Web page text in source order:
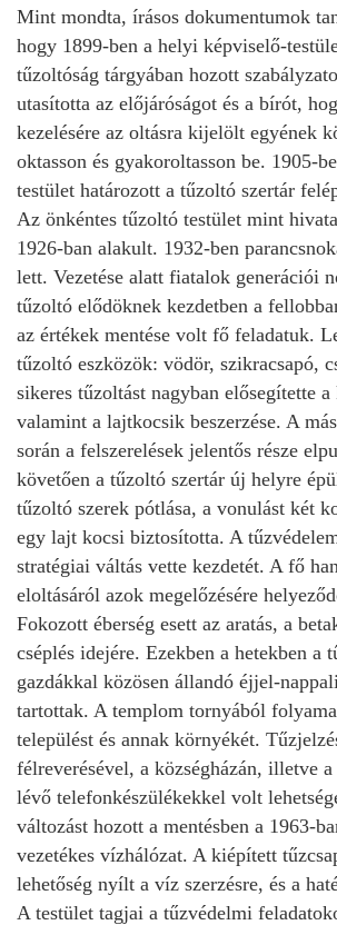
Mint mondta, írásos dokumentumok
hogy 1899-ben a helyi képviselő-
tűzoltóság tárgyában hozott
utasította az előjáróságot és a bírót,
kezelésére az oltásra kijelölt egyének
oktasson és gyakoroltasson be. 1905-
testület határozott a tűzoltó szertár
Az önkéntes tűzoltó testület mint
1926-ban alakult. 1932-ben
lett. Vezetése alatt fiatalok generációi
tűzoltó elődöknek kezdetben a
az értékek mentése volt fő feladatuk.
tűzoltó eszközök: vödör, szikracsapó,
sikeres tűzoltást nagyban elősegítette
valamint a lajtkocsik beszerzése. A
során a felszerelések jelentős része
követően a tűzoltó szertár új helyre
tűzoltó szerek pótlása, a vonulást két
egy lajt kocsi biztosította. A
stratégiai váltás vette kezdetét. A fő
eloltásáról azok megelőzésére
Fokozott éberség esett az aratás, a
cséplés idejére. Ezekben a hetekben a
gazdákkal közösen állandó éjjel-
tartottak. A templom tornyából
települést és annak környékét.
félreverésével, a községházán, illetve
lévő telefonkészülékekkel volt
változást hozott a mentésben a 1963-
vezetékes vízhálózat. A kiépített
lehetőség nyílt a víz szerzésre, és a
A testület tagjai a tűzvédelmi